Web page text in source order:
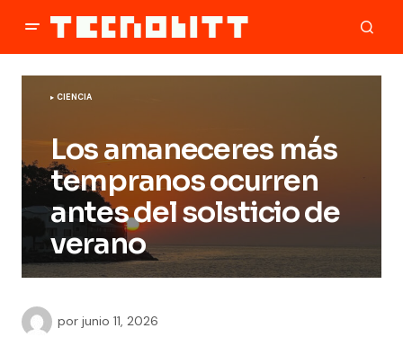
CIENCIA
Los amaneceres más
tempranos ocurren
antes del solsticio de
verano
por junio 11, 2026